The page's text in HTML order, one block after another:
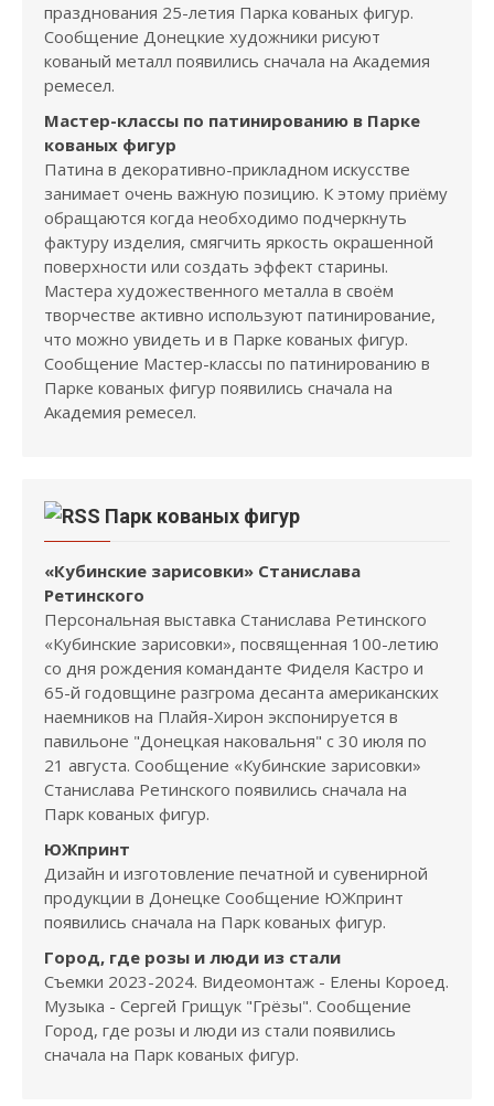
празднования 25-летия Парка кованых фигур.
Сообщение Донецкие художники рисуют
кованый металл появились сначала на Академия
ремесел.
Мастер-классы по патинированию в Парке
кованых фигур
Патина в декоративно-прикладном искусстве
занимает очень важную позицию. К этому приёму
обращаются когда необходимо подчеркнуть
фактуру изделия, смягчить яркость окрашенной
поверхности или создать эффект старины.
Мастера художественного металла в своём
творчестве активно используют патинирование,
что можно увидеть и в Парке кованых фигур.
Сообщение Мастер-классы по патинированию в
Парке кованых фигур появились сначала на
Академия ремесел.
Парк кованых фигур
«Кубинские зарисовки» Станислава
Ретинского
Персональная выставка Станислава Ретинского
«Кубинские зарисовки», посвященная 100-летию
со дня рождения команданте Фиделя Кастро и
65-й годовщине разгрома десанта американских
наемников на Плайя-Хирон экспонируется в
павильоне "Донецкая наковальня" с 30 июля по
21 августа. Сообщение «Кубинские зарисовки»
Станислава Ретинского появились сначала на
Парк кованых фигур.
ЮЖпринт
Дизайн и изготовление печатной и сувенирной
продукции в Донецке Сообщение ЮЖпринт
появились сначала на Парк кованых фигур.
Город, где розы и люди из стали
Съемки 2023-2024. Видеомонтаж - Елены Короед.
Музыка - Сергей Грищук "Грёзы". Сообщение
Город, где розы и люди из стали появились
сначала на Парк кованых фигур.